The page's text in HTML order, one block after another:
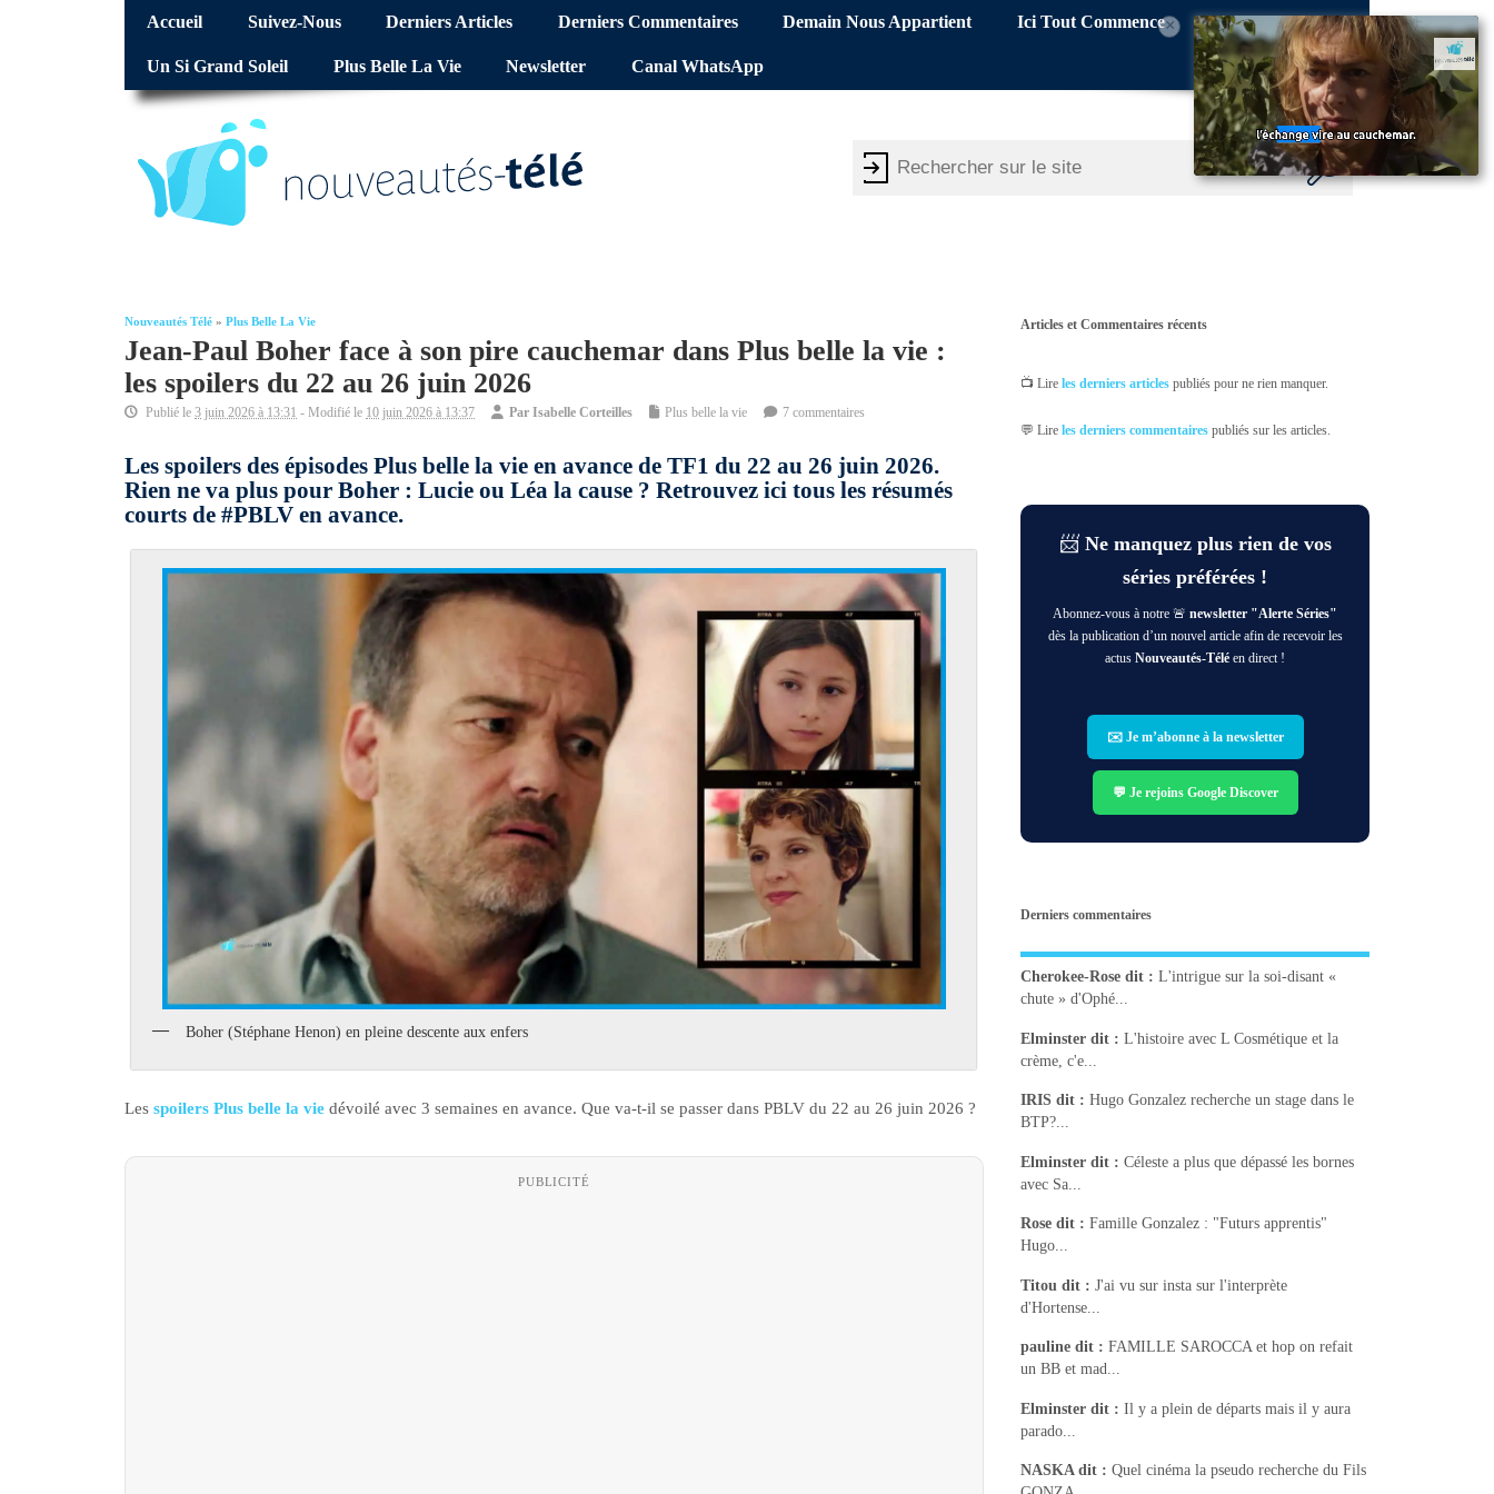
Accueil Suivez-Nous Derniers Articles Derniers Commentaires Demain Nous Appartient Ici Tout Commence
Un Si Grand Soleil Plus Belle La Vie Newsletter Canal WhatsApp
Nouveautés Télé » Plus Belle La Vie
Jean-Paul Boher face à son pire cauchemar dans Plus belle la vie :
les spoilers du 22 au 26 juin 2026
Publié le 3 juin 2026 à 13:31 - Modifié le 10 juin 2026 à 13:37 Par Isabelle Corteilles Plus belle la vie 7 commentaires
Les spoilers des épisodes Plus belle la vie en avance de TF1 du 22 au 26 juin 2026.
Rien ne va plus pour Boher : Lucie ou Léa la cause ? Retrouvez ici tous les résumés
courts de #PBLV en avance.
Boher (Stéphane Henon) en pleine descente aux enfers
Les spoilers Plus belle la vie dévoilé avec 3 semaines en avance. Que va-t-il se passer dans PBLV du 22 au 26 juin 2026 ?
PUBLICITÉ
×
Articles et Commentaires récents
📺 Lireles derniers articles publiés pour ne rien manquer.
💬 Lireles derniers commentaires publiés sur les articles.
📨 Ne manquez plus rien de vos
séries préférées !
Abonnez-vous à notre 🚨newsletter "Alerte Séries"
dès la publication d’un nouvel article afin de recevoir les
actusNouveautés-Télé en direct !
✉️ Je m’abonne à la newsletter
💬 Je rejoins Google Discover
Derniers commentaires
Cherokee-Rose dit : L'intrigue sur la soi-disant «
chute » d'Ophé...
Elminster dit : L'histoire avec L Cosmétique et la
crème, c'e...
IRIS dit : Hugo Gonzalez recherche un stage dans le
BTP?...
Elminster dit : Céleste a plus que dépassé les bornes
avec Sa...
Rose dit : Famille Gonzalez : "Futurs apprentis"
Hugo...
Titou dit : J'ai vu sur insta sur l'interprète
d'Hortense...
pauline dit : FAMILLE SAROCCA et hop on refait
un BB et mad...
Elminster dit : Il y a plein de départs mais il y aura
parado...
NASKAdit : Quel cinéma la pseudo recherche du Fils